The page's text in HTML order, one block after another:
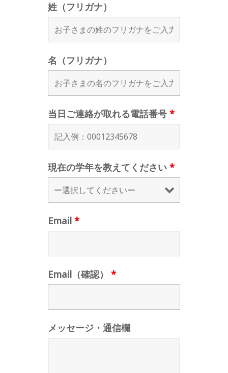
姓（フリガナ）
名（フリガナ）
当日ご連絡が取れる電話番号 *
現在の学年を教えてください *
Email *
Email（確認） *
メッセージ・通信欄